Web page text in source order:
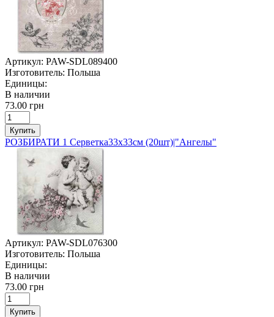
Артикул: PAW-SDL089400
Изготовитель: Польша
Единицы:
В наличии
73.00 грн
Купить
РОЗБИРАТИ 1 Серветка33х33см (20шт)|"Ангелы"
Артикул: PAW-SDL076300
Изготовитель: Польша
Единицы:
В наличии
73.00 грн
Купить